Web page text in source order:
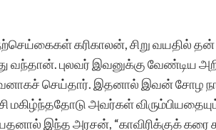
கரிகாலன், சிறு வயதில் தன்
வந்தான். புலவர் இவனுக்கு வேண்டிய
செய்தார். இதனால் இவன் சோழ
மகிழ்ந்ததோடு அவர்கள்
இந்த அரசன், “காவிரிக்குக்